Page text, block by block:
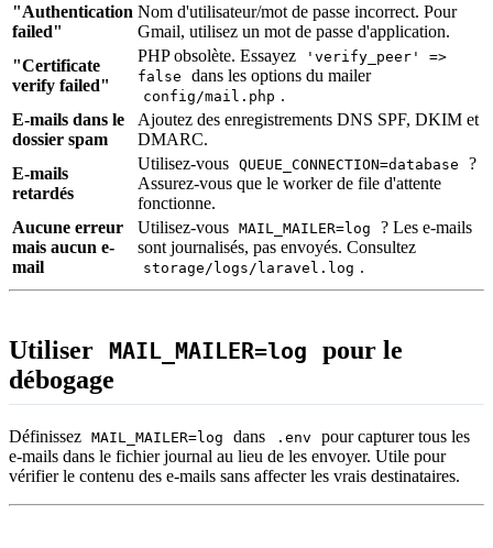
"Authentication
failed"
Nom d'utilisateur/mot de passe incorrect. Pour
Gmail, utilisez un mot de passe d'application.
"Certificate
verify failed"
PHP obsolète. Essayez
'verify_peer' =>
false
dans les options du mailer
config/mail.php .
E-mails dans le
dossier spam
Ajoutez des enregistrements DNS SPF, DKIM et
DMARC.
E-mails
retardés
Utilisez-vous QUEUE_CONNECTION=database
?
Assurez-vous que le worker de file d'attente
fonctionne.
Aucune erreur
mais aucun e-
mail
Utilisez-vous MAIL_MAILER=log
? Les e-mails
sont journalisés, pas envoyés. Consultez
storage/logs/laravel.log .
Utiliser MAIL_MAILER=log
pour le
débogage
Définissez MAIL_MAILER=log dans .env
pour capturer tous les
e-mails dans le fichier journal au lieu de les envoyer. Utile pour
vérifier le contenu des e-mails sans affecter les vrais destinataires.